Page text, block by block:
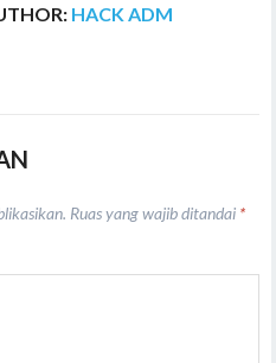
HACK ADM
Ruas yang wajib ditandai *